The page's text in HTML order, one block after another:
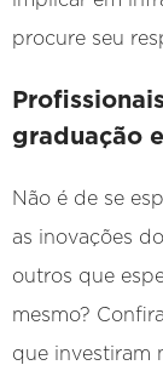
procure seu
graduação
Não é de se
as inovações
outros que
mesmo?
que investiram